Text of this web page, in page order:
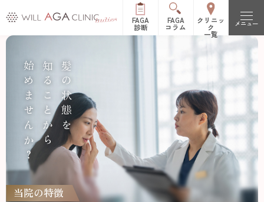
FAGA
診断
FAGA
コラム
クリニッ
ク
一覧
メニュー
FAGAとは（女性型脱毛症）
FPHLとは（女性の薄毛）
治療メニュー
LHDV頭皮注入治療 オーガニック治療
es women リッチディオーラム
リジュビナートリファ
イン療法
改善症例
料金表
クリニック一覧
髪の状態を
知ることから
始めませんか？
当院の特徴